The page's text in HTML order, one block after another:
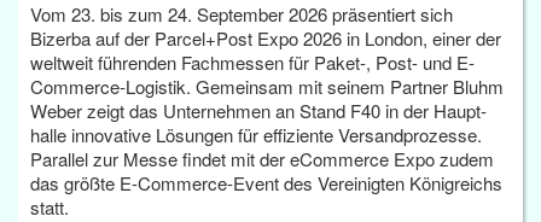
Vom 23. bis zum 24. September 2026 präsentiert sich
Bizerba auf der Parcel+Post Expo 2026 in London, einer der
weltweit führenden Fachmessen für Paket-, Post- und E-
Commerce-Logistik. Gemeinsam mit seinem Partner Bluhm
Weber zeigt das Unternehmen an Stand F40 in der Haupt­
halle innovative Lösungen für effiziente Versandprozesse.
Parallel zur Messe findet mit der eCommerce Expo zudem
das größte E-Commerce-Event des Vereinigten Königreichs
statt.